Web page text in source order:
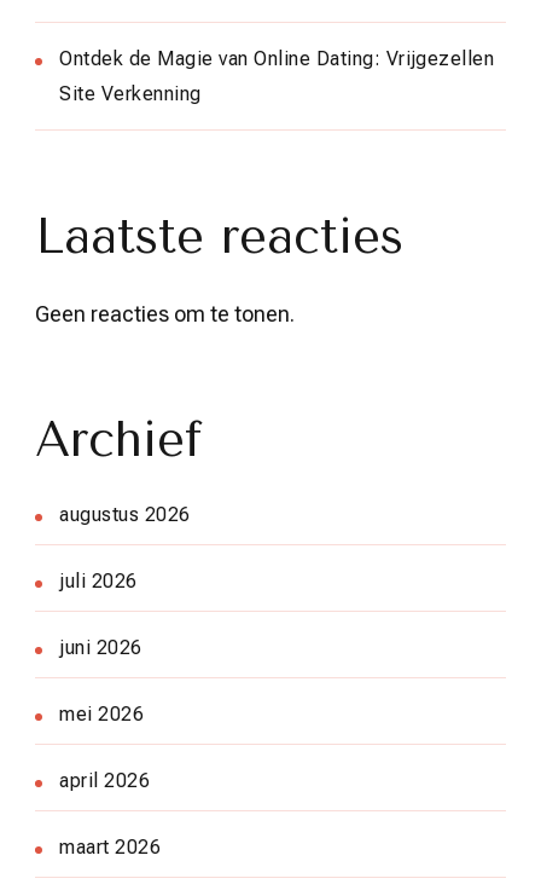
Ontdek de Magie van Online Dating: Vrijgezellen
Site Verkenning
Laatste reacties
Geen reacties om te tonen.
Archief
augustus 2026
juli 2026
juni 2026
mei 2026
april 2026
maart 2026